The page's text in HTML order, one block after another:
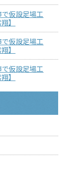
仮設足場工
】
仮設足場工
】
仮設足場工
】